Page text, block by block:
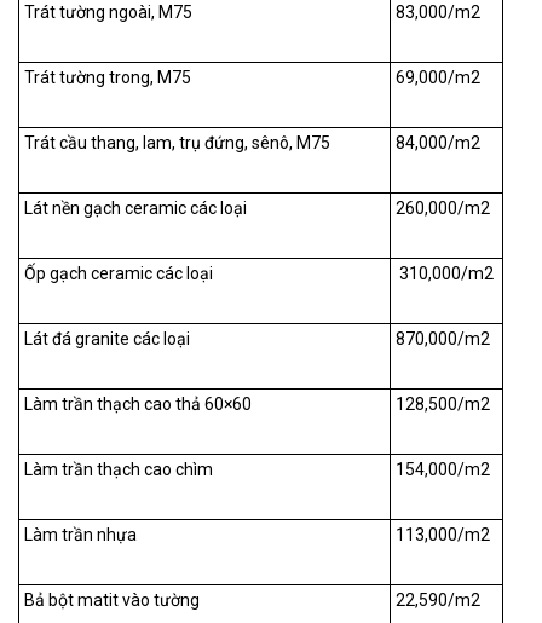
Trát tường ngoài, M75 83,000/m2
Trát tường trong, M75 69,000/m2
Trát cầu thang, lam, trụ đứng, sênô, M75 84,000/m2
Lát nền gạch ceramic các loại 260,000/m2
Ốp gạch ceramic các loại 310,000/m2
Lát đá granite các loại 870,000/m2
Làm trần thạch cao thả 60×60 128,500/m2
Làm trần thạch cao chìm 154,000/m2
Làm trần nhựa 113,000/m2
Bả bột matit vào tường 22,590/m2